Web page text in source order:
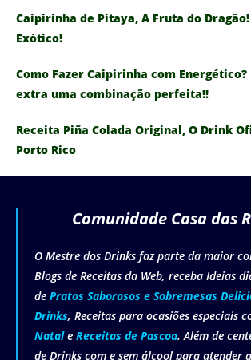
Caipirinha de Pitaya, A Fruta do
Exótico!
Como Fazer Caipirinha com
extra uma combinação perfeita!!
Receita Piña Colada Original, O Drink
Porto Rico
Comunidade Casa das
O Mestre dos Drinks faz parte da maior
Blogs de Receitas da Web, receba Ideias
de Pratos Saborosos e Sobremesas
Drinks, Receitas para ocasiões especiais
Natale Receitas de Pascoa. Além de
de Drinks com e sem álcool para atender